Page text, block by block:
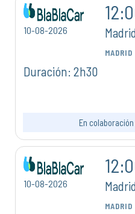
10-08-2026
MADRID
Duración: 2h30
En
10-08-2026
MADRID